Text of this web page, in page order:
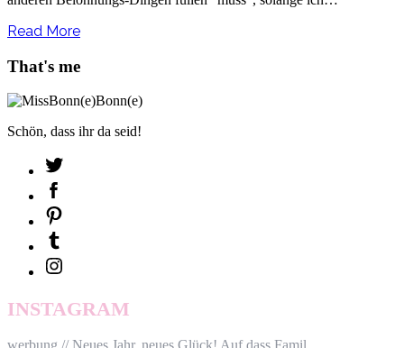
Read More
That's me
Schön, dass ihr da seid!
INSTAGRAM